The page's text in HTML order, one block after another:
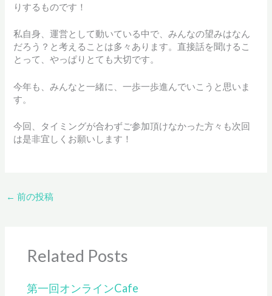
りするものです！
私自身、運営として動いている中で、みんなの望みはなん
だろう？と考えることは多々あります。直接話を聞けるこ
とって、やっぱりとても大切です。
今年も、みんなと一緒に、一歩一歩進んでいこうと思いま
す。
今回、タイミングが合わずご参加頂けなかった方々も次回
は是非宜しくお願いします！
← 前の投稿
Related Posts
第一回オンラインCafe